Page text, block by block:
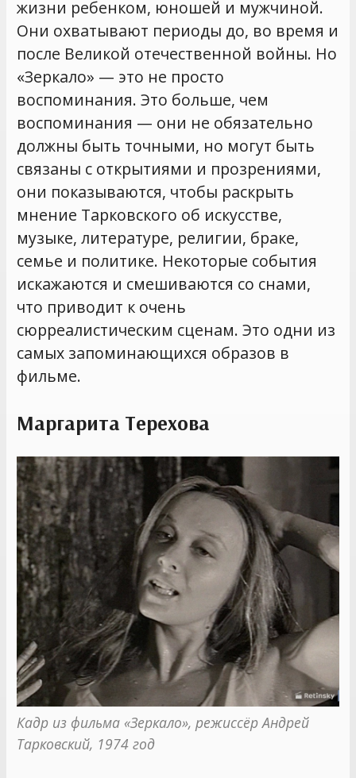
жизни ребенком, юношей и мужчиной.
Они охватывают периоды до, во время и
после Великой отечественной войны. Но
«Зеркало» — это не просто
воспоминания. Это больше, чем
воспоминания — они не обязательно
должны быть точными, но могут быть
связаны с открытиями и прозрениями,
они показываются, чтобы раскрыть
мнение Тарковского об искусстве,
музыке, литературе, религии, браке,
семье и политике. Некоторые события
искажаются и смешиваются со снами,
что приводит к очень
сюрреалистическим сценам. Это одни из
самых запоминающихся образов в
фильме.
Маргарита Терехова
Кадр из фильма «Зеркало», режиссёр Андрей
Тарковский, 1974 год